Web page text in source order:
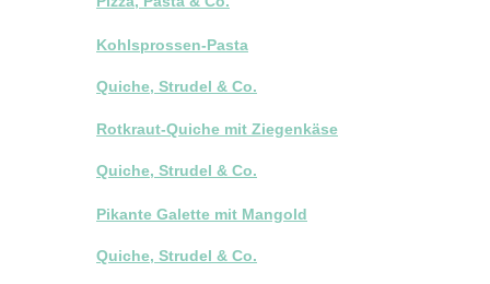
Kohlsprossen-Pasta
Quiche, Strudel & Co.
Rotkraut-Quiche mit Ziegenkäse
Quiche, Strudel & Co.
Pikante Galette mit Mangold
Quiche, Strudel & Co.